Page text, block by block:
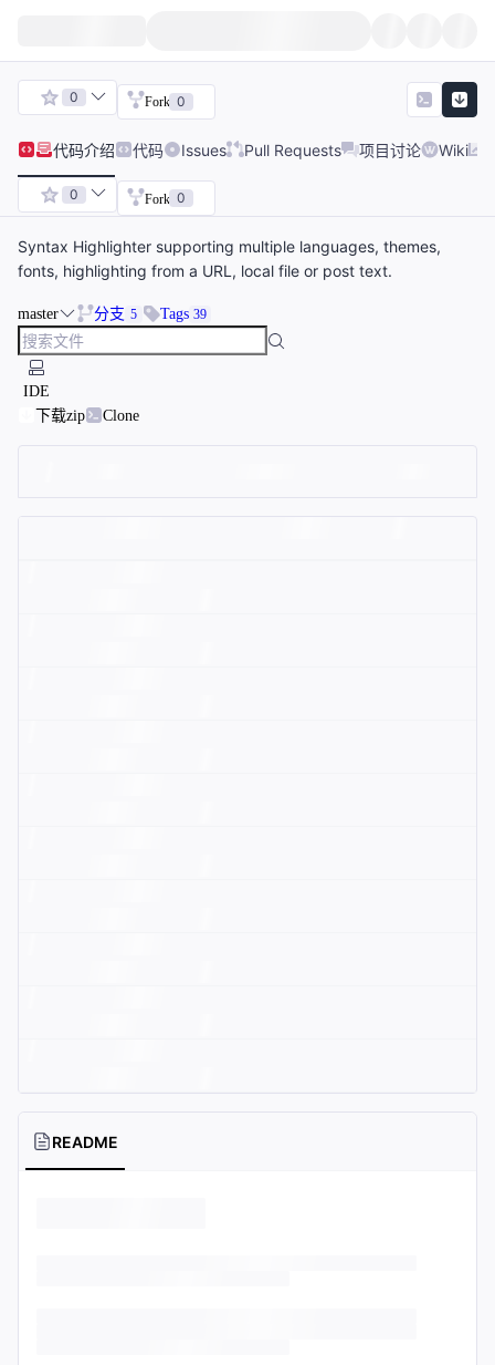
0 Fork 0
代码介绍 代码 Issues Pull Requests 项目讨论 Wiki
0 Fork 0
Syntax Highlighter supporting multiple languages, themes,
fonts, highlighting from a URL, local file or post text.
master 分支 5 Tags 39
IDE
下载zip
Clone
README